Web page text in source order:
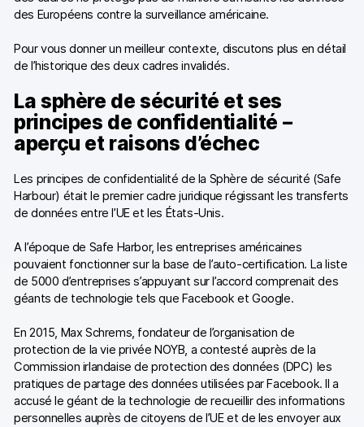
des Européens contre la surveillance américaine.
Pour vous donner un meilleur contexte, discutons plus en détail
de l’historique des deux cadres invalidés.
La sphère de sécurité et ses
principes de confidentialité –
aperçu et raisons d’échec
Les principes de confidentialité de la Sphère de sécurité (Safe
Harbour) était le premier cadre juridique régissant les transferts
de données entre l’UE et les États-Unis.
A l’époque de Safe Harbor, les entreprises américaines
pouvaient fonctionner sur la base de l’auto-certification. La liste
de 5000 d’entreprises s’appuyant sur l’accord comprenait des
géants de technologie tels que Facebook et Google.
En 2015, Max Schrems, fondateur de l’organisation de
protection de la vie privée NOYB, a contesté auprès de la
Commission irlandaise de protection des données (DPC) les
pratiques de partage des données utilisées par Facebook. Il a
accusé le géant de la technologie de recueillir des informations
personnelles auprès de citoyens de l’UE et de les envoyer aux